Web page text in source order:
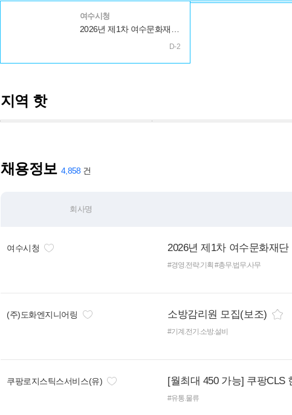
여수시청
D-2
지역 핫
채용정보 4,858
회사명
여수시청 2026년 제1차 여수문화재
#경영.전략.기획 #총무.법무.사무
(주)도화엔지니어링 소방감리원 모집(보조)
#기계.전기.소방.설비
쿠팡로지스틱스서비스(유) [월최대 450 가능] 쿠팡CLS
#유통.물류